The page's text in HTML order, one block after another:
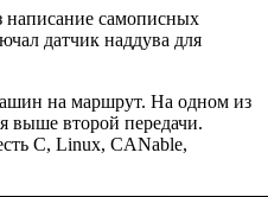
самописных
датчик наддува для
на маршрут. На одном из
выше второй передачи.
C, Linux, CANable,